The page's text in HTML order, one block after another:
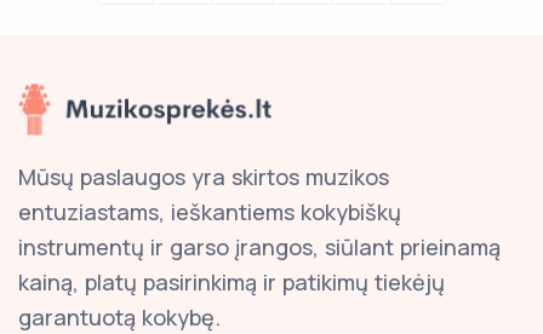
Mūsų paslaugos yra skirtos muzikos
entuziastams, ieškantiems kokybiškų
instrumentų ir garso įrangos, siūlant prieinamą
kainą, platų pasirinkimą ir patikimų tiekėjų
garantuotą kokybę.